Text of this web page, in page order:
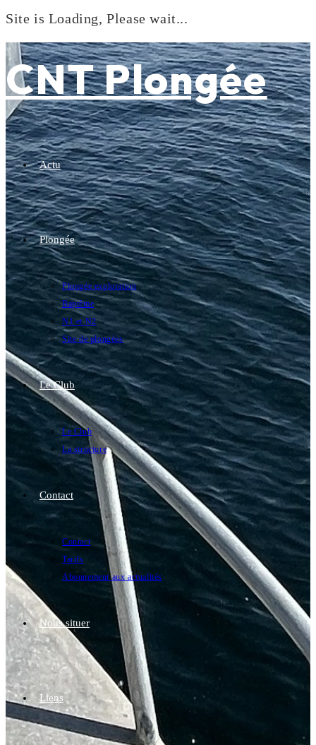
Site is Loading, Please wait...
to
content
CNT Plongée
Actu
Plongée
Plongée exploration
Baptême
N1 et N2
Site de plongées
Le Club
Le Club
La structure
Contact
Contact
Tarifs
Abonnement aux actualités
Nous situer
Liens